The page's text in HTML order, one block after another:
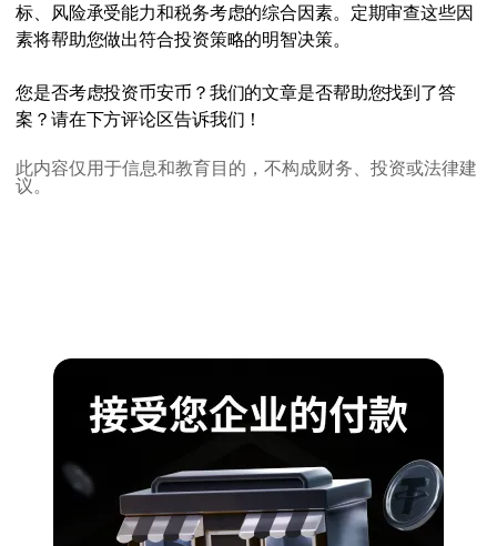
标、风险承受能力和税务考虑的综合因素。定期审查这些因
素将帮助您做出符合投资策略的明智决策。
您是否考虑投资币安币？我们的文章是否帮助您找到了答
案？请在下方评论区告诉我们！
此内容仅用于信息和教育目的，不构成财务、投资或法律建
议。